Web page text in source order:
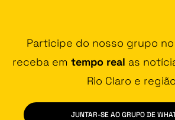
Participe do nosso grupo
receba em tempo real as
Rio Claro e
JUNTAR-SE AO GRUPO DE